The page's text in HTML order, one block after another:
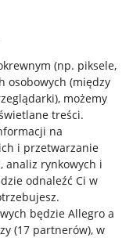
(np. piksele,
osobowych (między
, możemy
treści.
na
i przetwarzanie
analiz rynkowych i
odnaleźć Ci w
będzie Allegro a
(17 partnerów), w